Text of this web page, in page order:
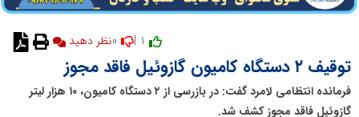
نظر دهید
توقیف ۲ دستگاه کامیون گازوئیل فاقد مجوز
فرمانده انتظامی لامرد گفت: در بازرسی از ۲ دستگاه کامیون، ۱۰ هزار لیتر
گازوئیل فاقد مجوز کشف شد.